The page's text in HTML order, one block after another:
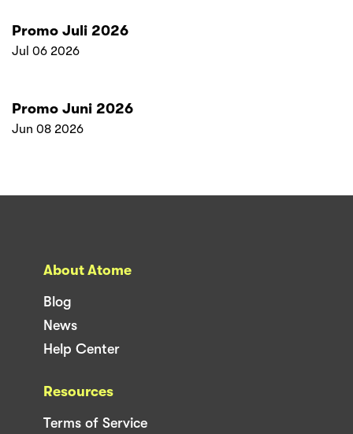
Promo Juli 2026
Jul 06 2026
Promo Juni 2026
Jun 08 2026
About Atome
Blog
News
Help Center
Resources
Terms of Service